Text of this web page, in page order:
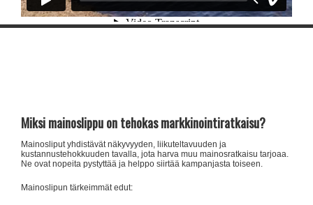
Miksi mainoslippu on tehokas markkinointiratkaisu?
Mainosliput yhdistävät näkyvyyden, liikuteltavuuden ja
kustannustehokkuuden tavalla, jota harva muu mainosratkaisu tarjoaa.
Ne ovat nopeita pystyttää ja helppo siirtää kampanjasta toiseen.
Mainoslipun tärkeimmät edut: